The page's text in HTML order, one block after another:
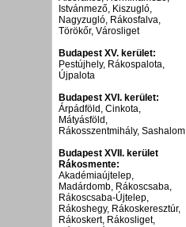
Istvánmező, Kiszugló,
Nagyzugló, Rákosfalva,
Törökőr, Városliget
Budapest XV. kerület:
Pestújhely, Rákospalota,
Újpalota
Budapest XVI. kerület:
Árpádföld, Cinkota,
Mátyásföld,
Rákosszentmihály, Sashalom
Budapest XVII. kerület
Rákosmente:
Akadémiaújtelep,
Madárdomb, Rákoscsaba,
Rákoscsaba-Újtelep,
Rákoshegy, Rákoskeresztúr,
Rákoskert, Rákosliget,